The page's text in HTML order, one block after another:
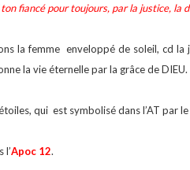
ton fiancé pour toujours, par la justice,
la femme enveloppé de soleil, cd la
la vie éternelle par la grâce de DIEU.
qui est symbolisé dans l’AT par
l’Apoc 12.